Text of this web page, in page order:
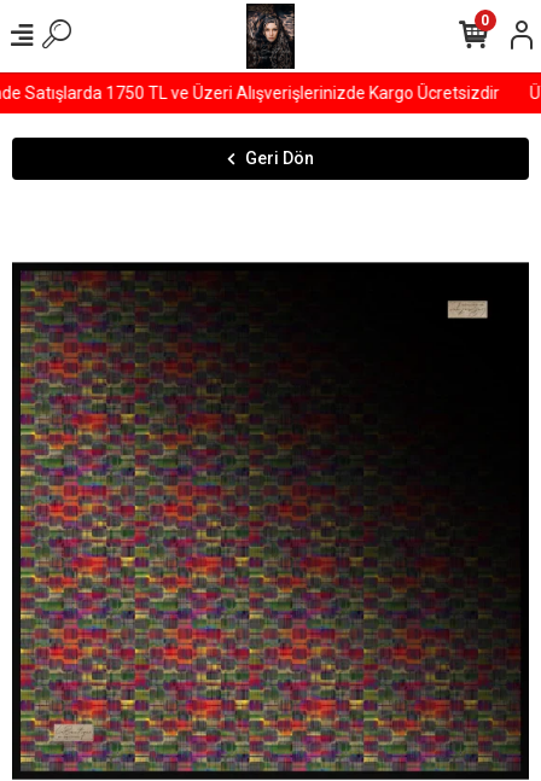
1750 TL ve Üzeri Alışverişlerinizde Kargo Ücretsizdir
0
Geri Dön